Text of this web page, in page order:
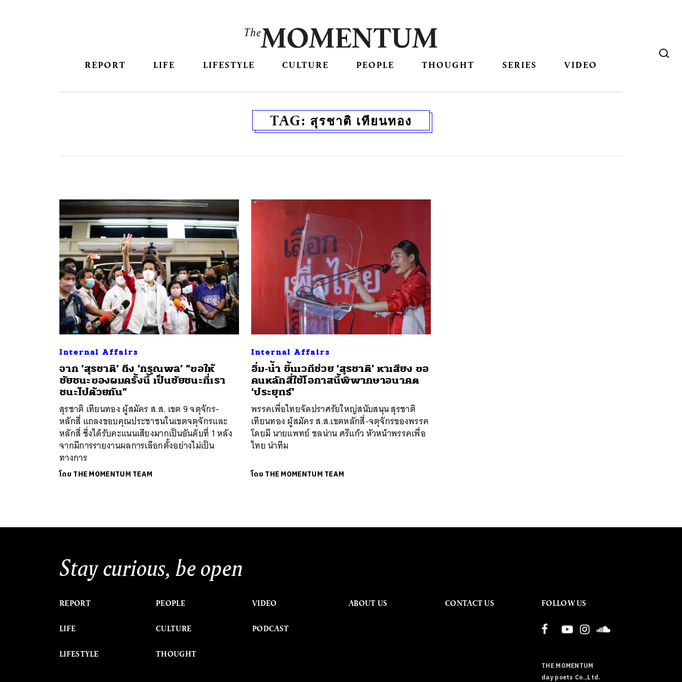
REPORT LIFE LIFESTYLE CULTURE PEOPLE THOUGHT SERIES VIDEO
TAG: สุรชาติ เทียนทอง
Internal Affairs
จาก ‘สุรชาติ’ ถึง ‘กรุณพล’ “ขอให้
ชัยชนะของผมครั้งนี้ เป็นชัยชนะที่เรา
ชนะไปด้วยกัน”
สุรชาติ เทียนทอง ผู้สมัคร ส.ส. เขต 9 จตุจักร-
หลักสี่ แถลงขอบคุณประชาชนในเขตจตุจักรและ
หลักสี่ ซึ่งได้รับคะแนนเสียงมากเป็นอันดับที่ 1 หลัง
จากมีการรายงานผลการเลือกตั้งอย่างไม่เป็น
ทางการ
โดย THE MOMENTUM TEAM
Internal Affairs
อิ่ม-น้ำ ขึ้นเวทีช่วย ‘สุรชาติ’ หาเสียง ขอ
คนหลักสี่ใช้โอกาสนี้พิพากษาอนาคต
‘ประยุทธ์’
พรรคเพื่อไทยจัดปราศรัยใหญ่สนับสนุน สุรชาติ
เทียนทอง ผู้สมัคร ส.ส.เขตหลักสี่-จตุจักรของพรรค
โดยมี นายแพทย์ ชลน่าน ศรีแก้ว หัวหน้าพรรคเพื่อ
ไทย นำทีม
โดย THE MOMENTUM TEAM
Stay curious, be open
REPORT
LIFE
LIFESTYLE
PEOPLE
CULTURE
THOUGHT
VIDEO
PODCAST
ABOUT US CONTACT US FOLLOW US
THE MOMENTUM
day poets Co.,Ltd.
SHARE